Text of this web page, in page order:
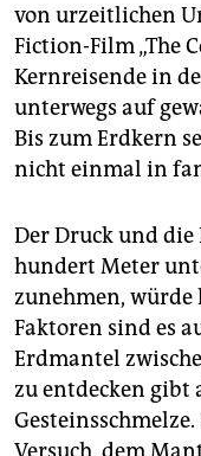
von urzeitlichen
Fiction-Film „The
Kernreisende in
unterwegs auf
Bis zum Erdkern
nicht einmal in
Der Druck und die
hundert Meter
zunehmen, würde
Faktoren sind es
Erdmantel
zu entdecken gibt